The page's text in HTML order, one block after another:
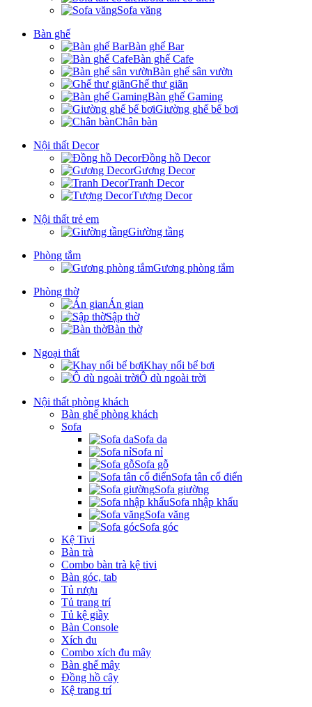
Sofa văng
Bàn ghế
Bàn ghế Bar
Bàn ghế Cafe
Bàn ghế sân vườn
Ghế thư giãn
Bàn ghế Gaming
Giường ghế bể bơi
Chân bàn
Nội thất Decor
Đồng hồ Decor
Gương Decor
Tranh Decor
Tượng Decor
Nội thất trẻ em
Giường tầng
Phòng tắm
Gương phòng tắm
Phòng thờ
Án gian
Sập thờ
Bàn thờ
Ngoại thất
Khay nổi bể bơi
Ô dù ngoài trời
Nội thất phòng khách
Bàn ghế phòng khách
Sofa
Sofa da
Sofa nỉ
Sofa gỗ
Sofa tân cổ điển
Sofa giường
Sofa nhập khẩu
Sofa văng
Sofa góc
Kệ Tivi
Bàn trà
Combo bàn trà kệ tivi
Bàn góc, tab
Tủ rượu
Tủ trang trí
Tủ kệ giầy
Bàn Console
Xích đu
Combo xích đu mây
Bàn ghế mây
Đồng hồ cây
Kệ trang trí